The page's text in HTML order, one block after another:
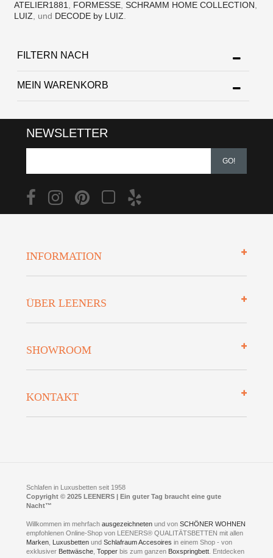
ATELIER1881
FORMESSE ,SCHRAMM HOME COLLECTION
LUIZ , und DECODE by LUIZ
FILTERN NACH
MEIN WARENKORB
NEWSLETTER
GO!
INFORMATION
Finanzierung
Datenschutz
ÜBER LEENERS
Preisgarantie
Presse
Jobs
SHOWROOM
Fotoalbum
Kontakt
KONTAKT
Neuer Showroom für unsere Onlineartikel.
Kontakt via:WhatsApp
Kontakt via:eMail
Schlafen in Luxusbetten seit 1958
Copyright © 2025 LEENERS | Ein guter Tag braucht eine gute
Nacht™
Willkommen im mehrfachausgezeichnetenund vonSCHÖNER WOHNEN
empfohlenen Online-Shop von LEENERS® QUALITÄTSBETTEN mit allen
Marken Luxusbetten undSchlafraum Accesoires in einem Shop - von
exklusiver Bettwäsche ,Topper bis zum ganzen Boxspringbett . Entdecken